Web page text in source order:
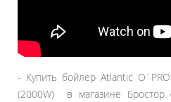
- Купить бойлер Atlantic
(2000W) в магазине Бростор